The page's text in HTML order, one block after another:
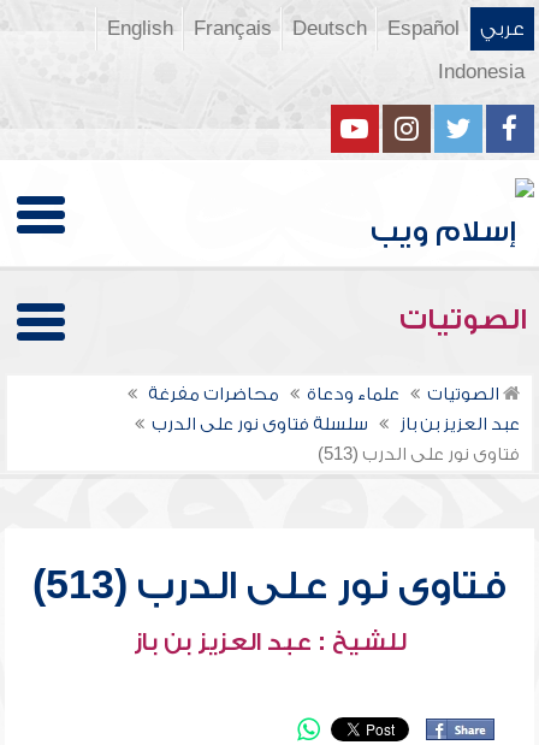
عربي Español
Deutsch
Français
English
Indonesia
الصوتيات
الصوتيات علماء ودعاة
محاضرات مفرغة
عبد العزيز بن باز
سلسلة فتاوى نور على الدرب
فتاوى نور على الدرب (513)
فتاوى نور على الدرب (513)
للشيخ : عبد العزيز بن باز